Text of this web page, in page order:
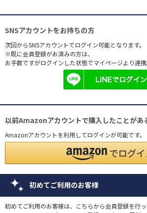
SNSアカウントをお持ちの方
次回からSNSアカウントでログイン可能となります。
※既に会員登録がお済みの方は、
お手数ですがログインした状態でマイページより連携
以前Amazonアカウントで購入したことがあ
Amazonアカウントを利用してログインが可能です。
初めてご利用のお客様
初めてご利用のお客様は、こちらから会員登録を行っ